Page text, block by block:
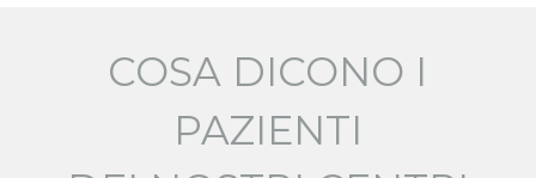
COSA DICONO I
PAZIENTI